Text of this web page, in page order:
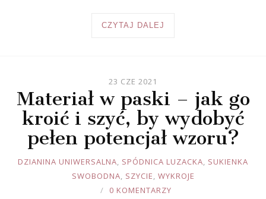
CZYTAJ DALEJ
23 CZE 2021
Materiał w paski – jak go
kroić i szyć, by wydobyć
pełen potencjał wzoru?
JOULE
DZIANINA UNIWERSALNA, SPÓDNICA LUZACKA, SUKIENKA
SWOBODNA, SZYCIE, WYKROJE
0 KOMENTARZY